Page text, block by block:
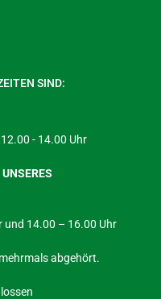
SIND:
- 14.00 Uhr
und 14.00 – 16.00 Uhr
mehrmals abgehört.